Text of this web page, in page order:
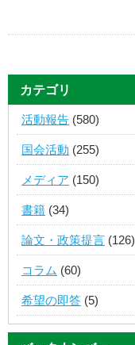
カテゴリ
活動報告 (580)
国会活動 (255)
メディア (150)
書籍 (34)
論文・政策提言 (126)
コラム (60)
希望の即答 (5)